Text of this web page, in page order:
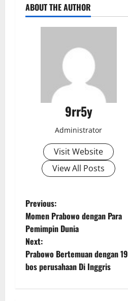
ABOUT THE AUTHOR
9rr5y
Administrator
Visit Website
View All Posts
P
o
s
t
Previous:
Momen Prabowo dengan Para
Pemimpin Dunia
Next:
Prabowo Bertemuan dengan 19
bos perusahaan Di Inggris